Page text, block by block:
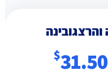
$31.50